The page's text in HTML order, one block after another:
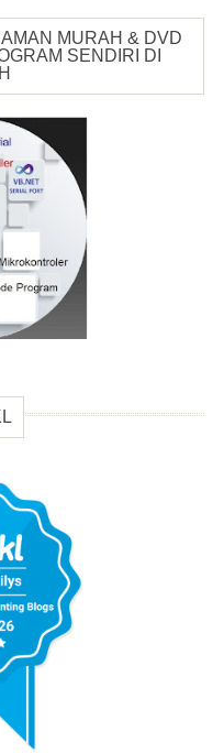
MURAH & DVD
SENDIRI DI